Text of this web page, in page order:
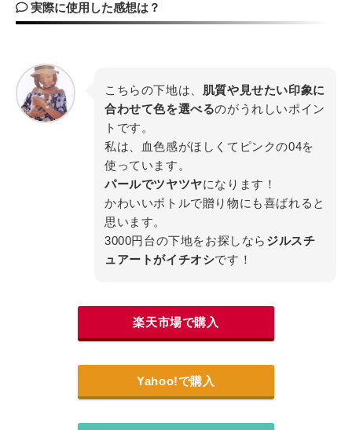
実際に使用した感想は？
こちらの下地は、 肌質や見せたい印象に
合わせて色を選べるのがうれしいポイン
トです。
私は、血色感がほしくてピンクの04を
使っています。
パールでツヤツヤになります！
かわいいボトルで贈り物にも喜ばれると
思います。
3000円台の下地をお探しなら ジルスチ
ュアートがイチオシです！
楽天市場で購入
Yahoo!で購入